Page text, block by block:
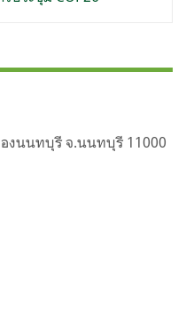
องนนทบุรี จ.นนทบุรี 11000